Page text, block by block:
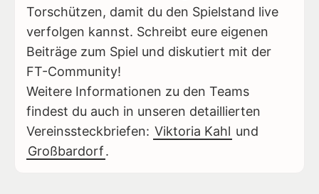
Torschützen, damit du den Spielstand live
verfolgen kannst. Schreibt eure eigenen
Beiträge zum Spiel und diskutiert mit der
FT-Community!
Weitere Informationen zu den Teams
findest du auch in unseren detaillierten
Vereinssteckbriefen: Viktoria Kahl und
Großbardorf.